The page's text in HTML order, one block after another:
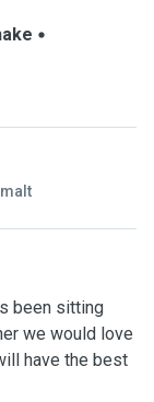
been sitting
we would love
have the best